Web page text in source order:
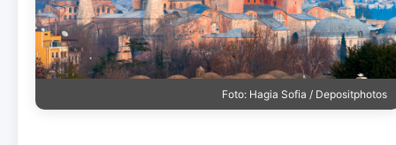
Foto: Hagia Sofia / Depositphotos